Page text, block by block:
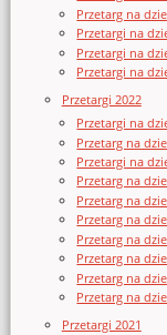
Przetarg na
Przetargi na
Przetargi na
Przetargi na
Przetargi 2022
Przetargi na
Przetarg na
Przetargi na
Przetarg na
Przetarg na
Przetarg na
Przetarg na
Przetarg na
Przetarg na
Przetarg na
Przetargi 2021